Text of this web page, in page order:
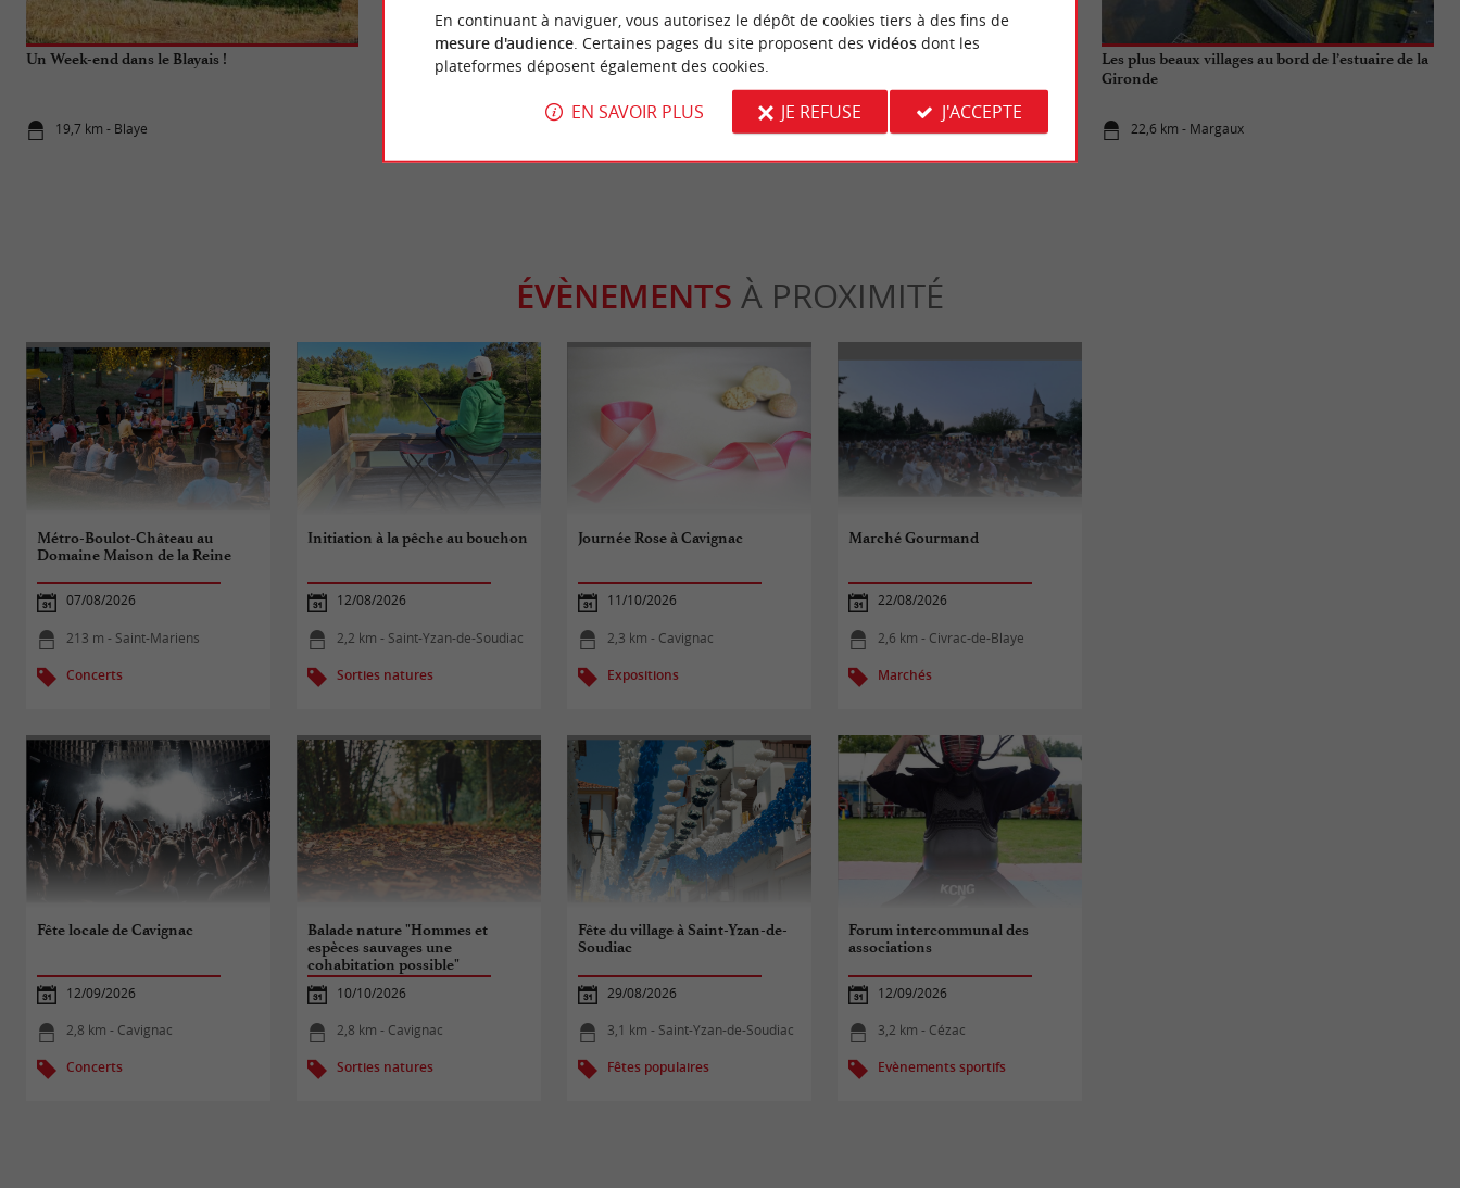
Un Week-end dans le Blayais !
19,7 km - Blaye
Visite de la Citadelle de Blaye
Margaux, une ville réputée pour son célèbre
22,6 km - Margaux
Les plus beaux villages au bord de l’estuaire de la
Gironde
22,6 km - Margaux
ÉVÈNEMENTS À PROXIMITÉ
Métro-Boulot-Château au
Domaine Maison de la Reine
07/08/2026
213 m - Saint-Mariens
Concerts
Initiation à la pêche au bouchon
12/08/2026
2,2 km - Saint-Yzan-de-Soudiac
Sorties natures
Journée Rose à Cavignac
11/10/2026
2,3 km - Cavignac
Expositions
Marché Gourmand
22/08/2026
2,6 km - Civrac-de-Blaye
Marchés
Fête locale de Cavignac
12/09/2026
2,8 km - Cavignac
Concerts
Balade nature "Hommes et
espèces sauvages une
cohabitation possible"
10/10/2026
2,8 km - Cavignac
Sorties natures
Fête du village à Saint-Yzan-de-
Soudiac
29/08/2026
3,1 km - Saint-Yzan-de-Soudiac
Fêtes populaires
Forum intercommunal des
associations
12/09/2026
3,2 km - Cézac
Evènements sportifs
En continuant à naviguer, vous autorisez le dépôt de cookies tiers à des fins de
mesure d'audience. Certaines pages du site proposent des vidéosdont les
plateformes déposent également des cookies.
EN SAVOIR PLUS JE REFUSE J'ACCEPTE